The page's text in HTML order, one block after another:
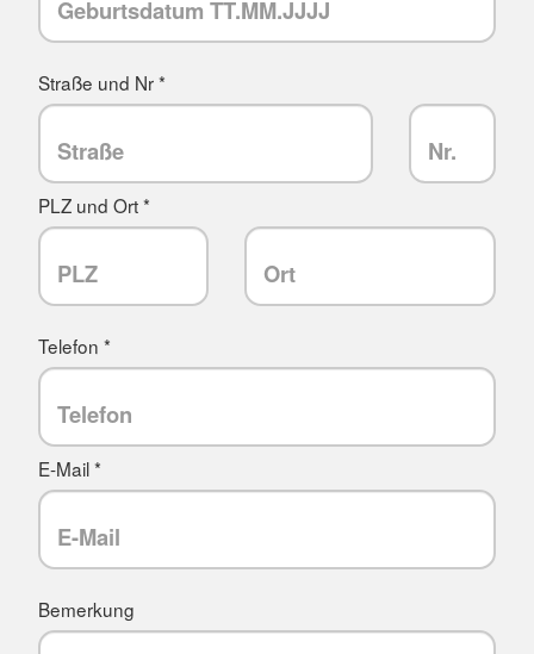
Straße und Nr *
PLZ und Ort *
Telefon *
E-Mail *
Bemerkung